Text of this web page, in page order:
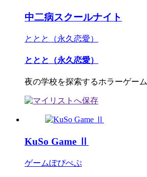
中二病スクールナイト
ととと（永久恋愛）
ととと（永久恋愛）
夜の学校を探索するホラーゲーム
KuSo Game Ⅱ
ゲームぽぴぺぷ